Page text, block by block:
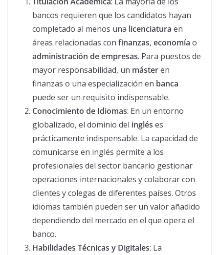
bancos requieren que los candidatos hayan
completado al menos una licenciatura en
áreas relacionadas con finanzas, economía o
administración de empresas. Para puestos de
mayor responsabilidad, un másteren
finanzas o una especialización en banca
puede ser un requisito indispensable.
Conocimiento de Idiomas: En un entorno
globalizado, el dominio del inglés es
prácticamente indispensable. La capacidad de
comunicarse en inglés permite a los
profesionales del sector bancario gestionar
operaciones internacionales y colaborar con
clientes y colegas de diferentes países. Otros
idiomas también pueden ser un valor añadido
dependiendo del mercado en el que opera el
banco.
Habilidades Técnicas y Digitales: La